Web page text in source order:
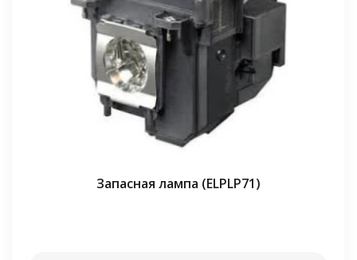
Запасная лампа (ELPLP71)